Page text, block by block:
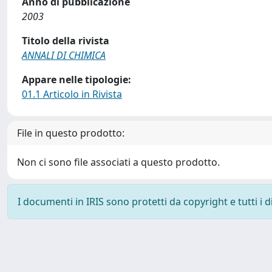
2003
Titolo della rivista
ANNALI DI CHIMICA
Appare nelle tipologie:
01.1 Articolo in Rivista
File in questo prodotto:
Non ci sono file associati a questo prodotto.
I documenti in IRIS sono protetti da copyright e tutti i